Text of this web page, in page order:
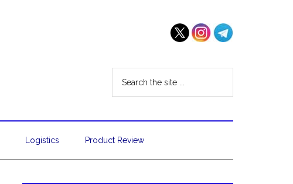
Logistics Product Review